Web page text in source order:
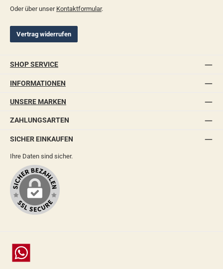
Oder über unser Kontaktformular.
Vertrag widerrufen
SHOP SERVICE
INFORMATIONEN
UNSERE MARKEN
ZAHLUNGSARTEN
SICHER EINKAUFEN
Ihre Daten sind sicher.
Chat